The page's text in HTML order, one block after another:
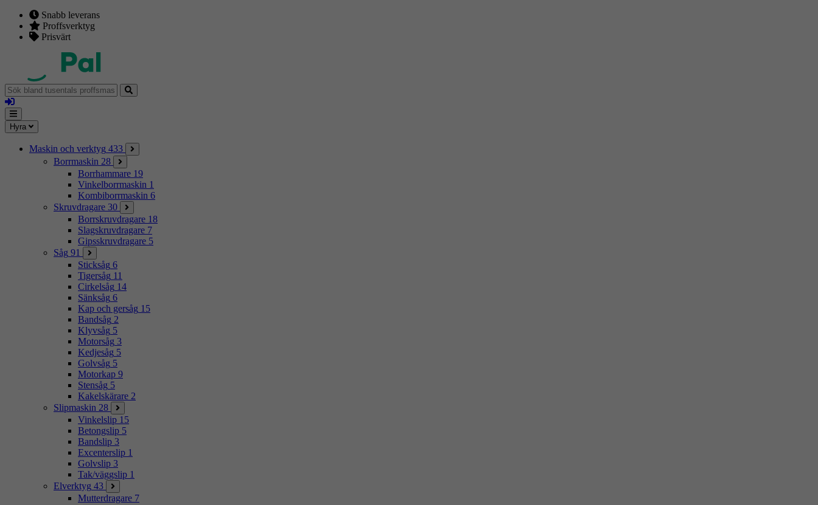
Snabb leverans
Proffsverktyg
Prisvärt
Sök
bland
tusentals
proffsmaskiner
Logga
in
Mina
sidor
Meny
Hyra
Maskin och verktyg 433
Borrmaskin 28
Borrhammare 19
Vinkelborrmaskin 1
Kombiborrmaskin 6
Skruvdragare 30
Borrskruvdragare 18
Slagskruvdragare 7
Gipsskruvdragare 5
Såg 91
Sticksåg 6
Tigersåg 11
Cirkelsåg 14
Sänksåg 6
Kap och gersåg 15
Bandsåg 2
Klyvsåg 5
Motorsåg 3
Kedjesåg 5
Golvsåg 5
Motorkap 9
Stensåg 5
Kakelskärare 2
Slipmaskin 28
Vinkelslip 15
Betongslip 5
Bandslip 3
Excenterslip 1
Golvslip 3
Tak/väggslip 1
Elverktyg 43
Mutterdragare 7